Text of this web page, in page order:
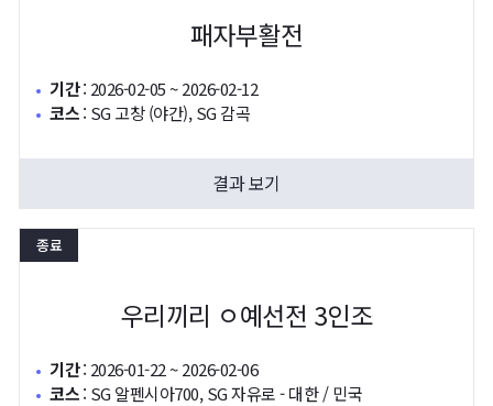
패자부활전
기간: 2026-02-05 ~ 2026-02-12
코스: SG 고창 (야간), SG 감곡
결과 보기
종료
우리끼리 ㅇ예선전 3인조
기간: 2026-01-22 ~ 2026-02-06
코스: SG 알펜시아700, SG 자유로 - 대한 / 민국